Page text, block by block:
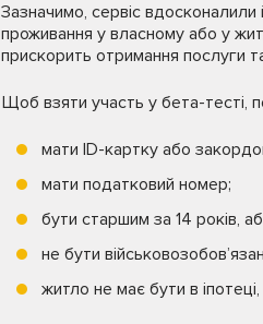
Зазначимо, сервіс
проживання у власному або у
прискорить отримання послуги
Щоб взяти участь у бета-тесті,
мати ID-картку або
мати податковий номер;
бути старшим за 14 років,
не бути
житло не має бути в